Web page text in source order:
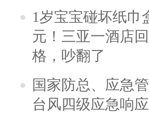
1岁宝宝碰坏纸巾
元！三亚一酒店
格，吵翻了
国家防总、应急
台风四级应急响应